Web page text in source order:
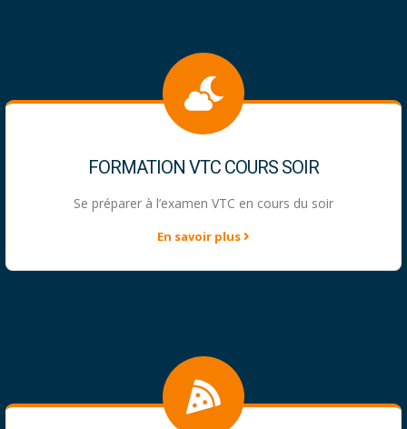
FORMATION VTC COURS SOIR
Se préparer à l’examen VTC en cours du soir
En savoir plus